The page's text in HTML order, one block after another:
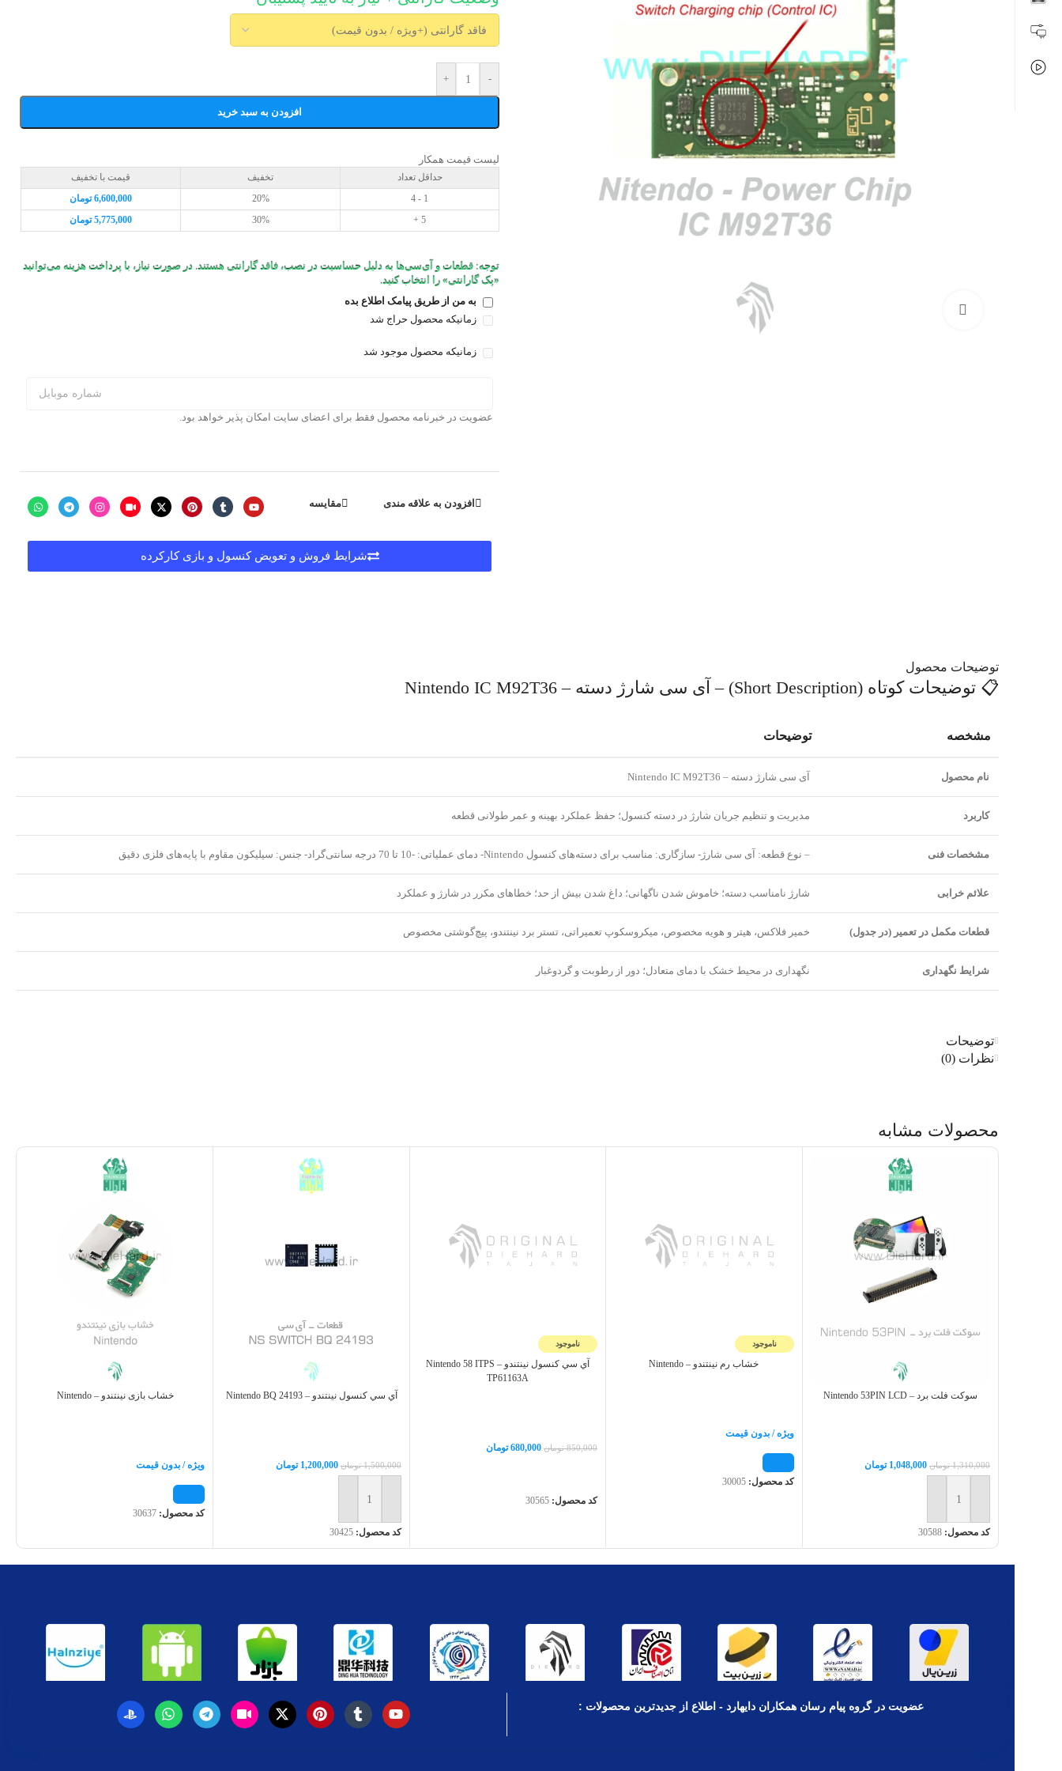
-
+
افزودن به سبد خرید
لیست قیمت همکار
حداقل تعداد تخفیف قیمت با تخفیف
1 - 4
20%
6,600,000 تومان
5 +
30%
5,775,000 تومان
توجه: قطعات و آی‌سی‌ها به دلیل حساسیت در نصب، فاقد گارانتی هستند. در صورت نیاز، با پرداخت هزینه می‌توانید
«پک گارانتی» را انتخاب کنید.
به من از طریق پیامک اطلاع بده
زمانیکه محصول حراج شد
زمانیکه محصول موجود شد
عضویت در خبرنامه محصول فقط برای اعضای سایت امکان پذیر خواهد بود.
مقایسه افزودن به علاقه مندی
شرایط فروش و تعویض کنسول و بازی کارکرده
توضیحات محصول
📋 توضیحات کوتاه (Short Description) – آی سی شارژ دسته – Nintendo IC M92T36
مشخصه توضیحات
نام محصول آی سی شارژ دسته – Nintendo IC M92T36
کاربرد مدیریت و تنظیم جریان شارژ در دسته کنسول؛ حفظ عملکرد بهینه و عمر طولانی قطعه
مشخصات فنی – نوع قطعه: آی سی شارژ- سازگاری: مناسب برای دسته‌های کنسول Nintendo- دمای عملیاتی: -10 تا 70 درجه سانتی‌گراد- جنس: سیلیکون مقاوم با پایه‌های فلزی دقیق
علائم خرابی شارژ نامناسب دسته؛ خاموش شدن ناگهانی؛ داغ شدن بیش از حد؛ خطاهای مکرر در شارژ و عملکرد
قطعات مکمل در تعمیر (در جدول) خمیر فلاکس، هیتر و هویه مخصوص، میکروسکوپ تعمیراتی، تستر برد نینتندو، پیچ‌گوشتی مخصوص
شرایط نگهداری نگهداری در محیط خشک با دمای متعادل؛ دور از رطوبت و گردوغبار
توضیحات
نظرات (0)
محصولات مشابه
سوکت فلت برد – Nintendo 53PIN LCD
1,310,000 تومان 1,048,000 تومان
افزودن به سبد خرید
کد محصول: 30588
ناموجود
خشاب رم نینتندو – Nintendo
ویژه / بدون قیمت
کد محصول:30005
ناموجود
آي سي کنسول نینتندو – Nintendo 58 ITPS
TP61163A
850,000 تومان 680,000 تومان
کد محصول: 30565
آي سي کنسول نینتندو – Nintendo BQ 24193
1,500,000 تومان 1,200,000 تومان
افزودن به سبد خرید
کد محصول:30425
خشاب بازی نینتندو – Nintendo
ویژه / بدون قیمت
کد محصول: 30637
عضویت در گروه پیام رسان همکاران دایهارد - اطلاع از جدیدترین محصولات :